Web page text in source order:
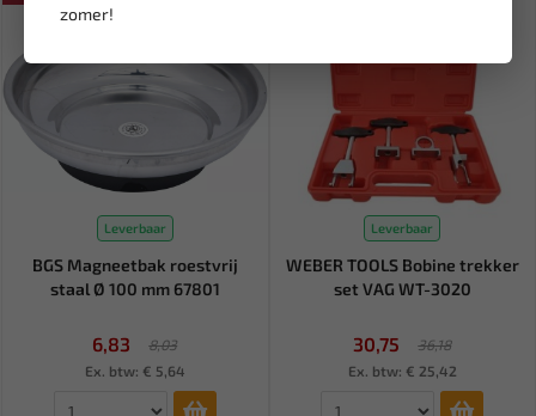
zomer!
Leverbaar
BGS Magneetbak roestvrij
staal Ø 100 mm 67801
6,83
8,03
Ex. btw: € 5,64
Leverbaar
WEBER TOOLS Bobine trekker
set VAG WT-3020
30,75
36,18
Ex. btw: € 25,42